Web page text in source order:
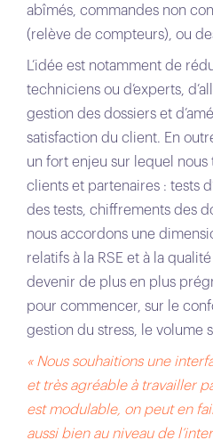
abîmés, commandes non
(relève de compteurs), ou
L’idée est notamment de
techniciens ou d’experts,
gestion des dossiers et
satisfaction du client. En
un fort enjeu sur lequel nous
clients et partenaires : tests
des tests, chiffrements des
nous accordons une
relatifs à la RSE et à la
devenir de plus en plus
pour commencer, sur le
gestion du stress, le volume
« Nous souhaitions une
et très agréable à travailler
est modulable, on peut en
aussi bien au niveau de